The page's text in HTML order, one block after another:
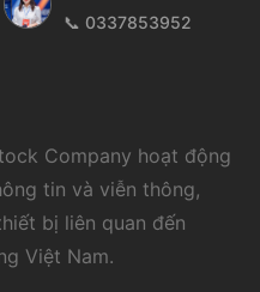
📞 0337853952
Company hoạt động
tin và viễn thông,
bị liên quan đến
Việt Nam.